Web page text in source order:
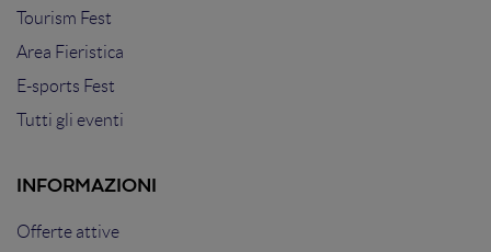
Tourism Fest
Area Fieristica
E-sports Fest
Tutti gli eventi
INFORMAZIONI
Offerte attive